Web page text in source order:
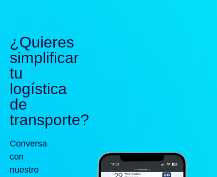
¿Quieres
simplificar
tu
logística
de
transporte?
Conversa
con
nuestro